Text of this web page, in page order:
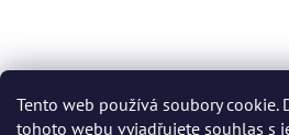
Tento web používá soubory cookie.
tohoto webu vyjadřujete souhlas s